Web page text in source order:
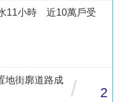
11小時 近10萬戶受
地街廓道路成
/ 2